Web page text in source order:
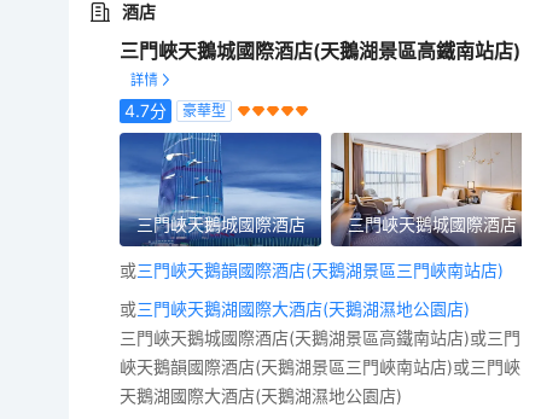
酒店
三門峽天鵝城國際酒店(天鵝湖景區高鐵南站店)
4.7分 豪華型
三門峽天鵝城國際酒店 三門峽天鵝城國際酒店
或三門峽天鵝韻國際酒店(天鵝湖景區三門峽南站店)
或三門峽天鵝湖國際大酒店(天鵝湖濕地公園店)
三門峽天鵝城國際酒店(天鵝湖景區高鐵南站店)或三門
峽天鵝韻國際酒店(天鵝湖景區三門峽南站店)或三門峽
天鵝湖國際大酒店(天鵝湖濕地公園店)